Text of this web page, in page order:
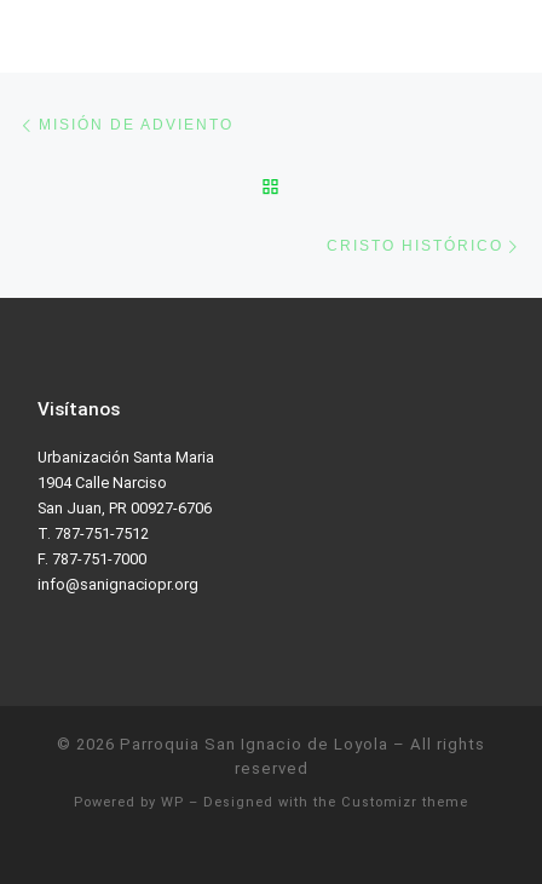
Post navigation
MISIÓN DE ADVIENTO
CRISTO HISTÓRICO
Visítanos
Urbanización Santa Maria
1904 Calle Narciso
San Juan, PR 00927-6706
T. 787-751-7512
F. 787-751-7000
info@sanignaciopr.org
© 2026 Parroquia San Ignacio de Loyola – All rights
reserved
Powered by WP – Designed with the Customizr theme